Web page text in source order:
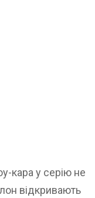
кара у серію не
відкривають